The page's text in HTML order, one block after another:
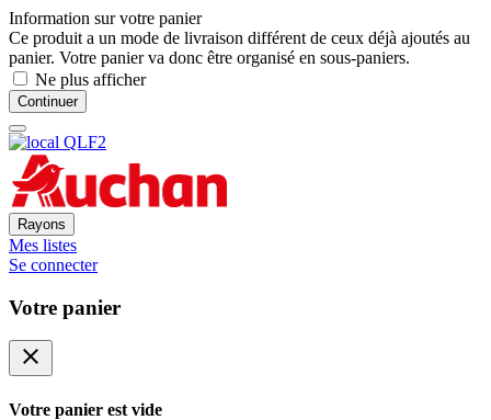
Information sur votre panier
Ce produit a un mode de livraison différent de ceux déjà ajoutés au
panier. Votre panier va donc être organisé en sous-paniers.
Ne plus afficher
Continuer
Rayons
Mes listes
Se connecter
Votre panier
close
Votre panier est vide